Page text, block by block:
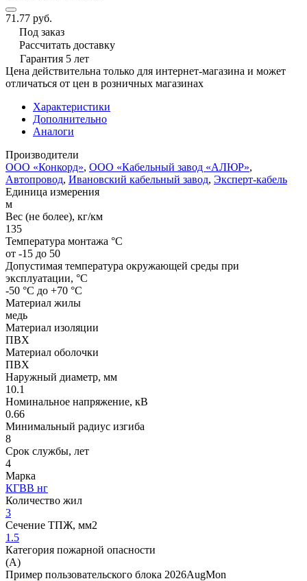
71.77 руб.
Под заказ
Рассчитать доставку
Гарантия 5 лет
Цена действительна только для интернет-магазина и может
отличаться от цен в розничных магазинах
Характеристики
Дополнительно
Аналоги
Производители
ООО «Конкорд», ООО «Кабельный завод «АЛЮР»,
Автопровод, Ивановский кабельный завод, Эксперт-кабель
Единица измерения
м
Вес (не более), кг/км
135
Температура монтажа °C
от -15 до 50
Допустимая температура окружающей среды при
эксплуатации, °C
-50 °С до +70 °С
Материал жилы
медь
Материал изоляции
ПВХ
Материал оболочки
ПВХ
Наружный диаметр, мм
10.1
Номинальное напряжение, кВ
0.66
Минимальный радиус изгиба
8
Срок службы, лет
4
Марка
КГВВ нг
Количество жил
3
Сечение ТПЖ, мм2
1.5
Категория пожарной опасности
(A)
Пример пользовательского блока 2026AugMon